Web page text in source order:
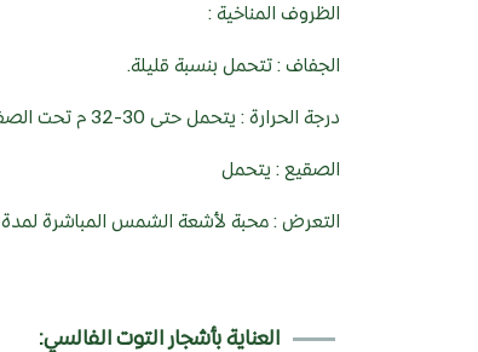
الظروف المناخية :
الجفاف : تتحمل بنسبة قليلة.
درجة الحرارة : يتحمل حتى 30-32 م تحت الصفر
الصقيع : يتحمل
التعرض : محبة لأشعة الشمس المباشرة لمدة 6 ساعات على الأقل في اليوم.
العناية بأشجار التوت الفالسي: